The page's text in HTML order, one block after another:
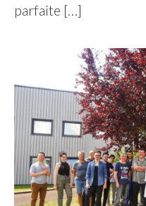
parfaite […]